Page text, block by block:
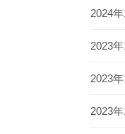
2024年
2023年
2023年
2023年